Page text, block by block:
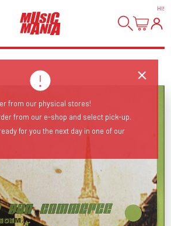
HI!
from our physical stores!
from our e-shop and select pick-up.
for you the next day in one of our